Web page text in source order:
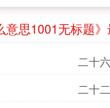
意思1001无标题
二十
二十